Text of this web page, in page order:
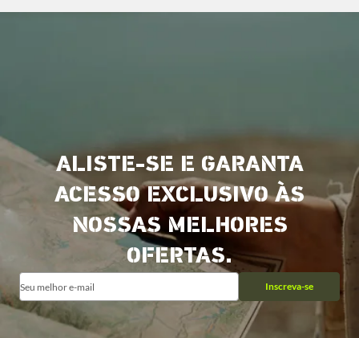
ALISTE-SE E GARANTA
ACESSO EXCLUSIVO ÀS
NOSSAS MELHORES
OFERTAS.
Inscreva-se